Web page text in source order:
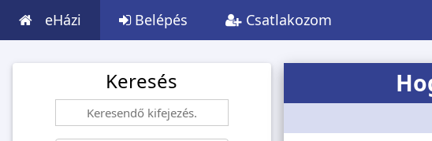
eHázi Belépés Csatlakozom
Keresés